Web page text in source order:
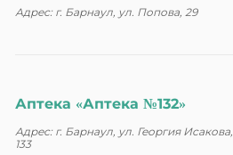
Адрес: г. Барнаул, ул. Попова, 29
Аптека «Аптека №132»
Адрес: г. Барнаул, ул. Георгия Исакова,
133